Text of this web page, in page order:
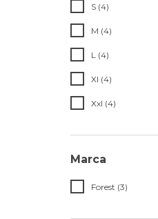
S (4)
M (4)
L (4)
Xl (4)
Xxl (4)
Marca
Forest (3)